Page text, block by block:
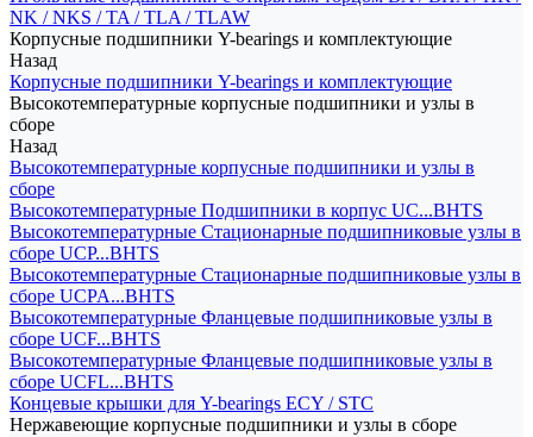
NK / NKS / TA / TLA / TLAW
Корпусные подшипники Y-bearings и комплектующие
Назад
Корпусные подшипники Y-bearings и комплектующие
Высокотемпературные корпусные подшипники и узлы в
сборе
Назад
Высокотемпературные корпусные подшипники и узлы в
сборе
Высокотемпературные Подшипники в корпус UC...BHTS
Высокотемпературные Стационарные подшипниковые узлы в
сборе UCP...BHTS
Высокотемпературные Стационарные подшипниковые узлы в
сборе UCPA...BHTS
Высокотемпературные Фланцевые подшипниковые узлы в
сборе UCF...BHTS
Высокотемпературные Фланцевые подшипниковые узлы в
сборе UCFL...BHTS
Концевые крышки для Y-bearings ECY / STC
Нержавеющие корпусные подшипники и узлы в сборе